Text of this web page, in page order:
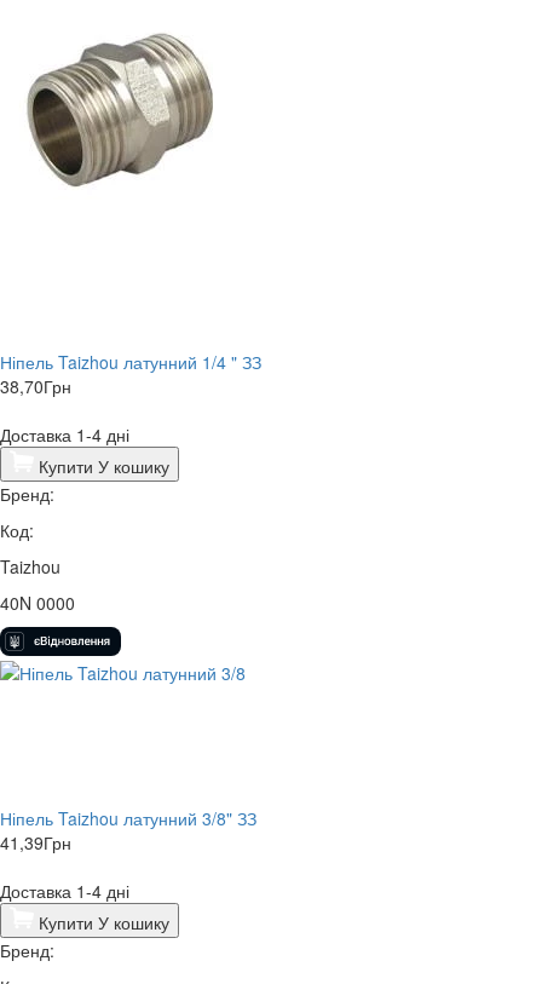
Ніпель Taizhou латунний 1/4 " ЗЗ
38,70Грн
Доставка 1-4 дні
Купити У кошику
Бренд:
Код:
Taizhou
40N 0000
Ніпель Taizhou латунний 3/8" ЗЗ
41,39Грн
Доставка 1-4 дні
Купити У кошику
Бренд: